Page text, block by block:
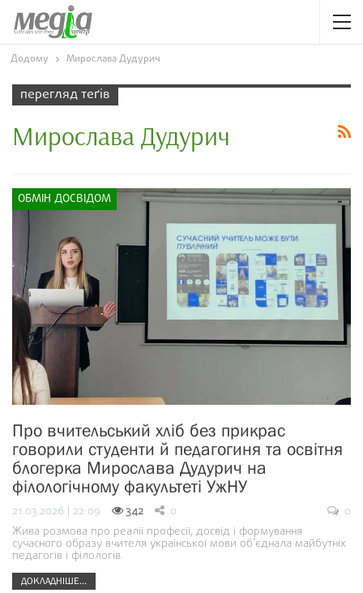
Додому Мирослава Дудурич
перегляд теґів
Мирослава Дудурич
ОБМІН ДОСВІДОМ
Про вчительський хліб без прикрас
говорили студенти й педагогиня та освітня
блогерка Мирослава Дудурич на
філологічному факультеті УжНУ
21.03.2026 | 22:09 342 0
0
Жива розмова про реалії професії, досвід і формування
сучасного образу вчителя української мови об’єднала майбутніх
педагогів і філологів
ДОКЛАДНІШЕ...